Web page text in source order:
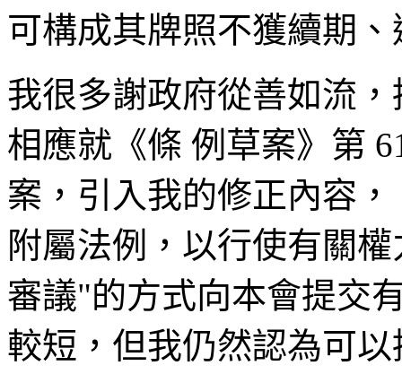
可構成其牌照不獲續期
我很多謝政府從善如流
相應就《條 例草案》第
案，引入我的修正內容
附屬法例，以行使有關
審議"的方式向本會提交
較短，但我仍然認為可以